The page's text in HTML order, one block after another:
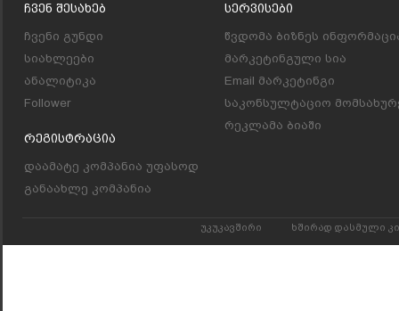
Ჩვენ Შესახებ
ჩვენი გუნდი
სიახლეები
ანალიტიკა
Follower
Რეგისტრაცია
დაამატე კომპანია უფასოდ
განაახლე კომპანია
Სერვისები
წვდომა ბიზნეს
მარკეტინგული სია
Email მარკეტინგი
საკონსულტაციო
რეკლამა ბიაში
უკუკავშირი ხშირად დასმული